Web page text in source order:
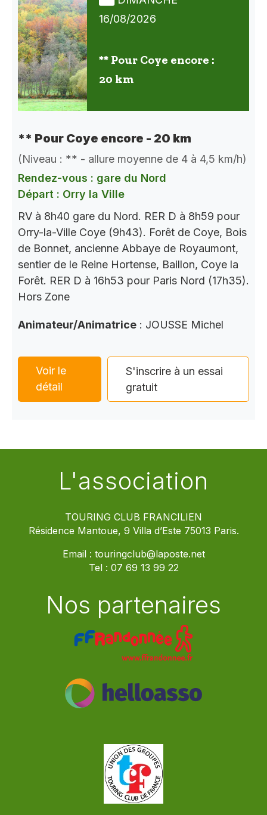
16/08/2026
** Pour Coye encore :
20 km
** Pour Coye encore - 20 km
(Niveau : ** - allure moyenne de 4 à 4,5 km/h)
Rendez-vous : gare du Nord
Départ : Orry la Ville
RV à 8h40 gare du Nord. RER D à 8h59 pour
Orry-la-Ville Coye (9h43). Forêt de Coye, Bois
de Bonnet, ancienne Abbaye de Royaumont,
sentier de le Reine Hortense, Baillon, Coye la
Forêt. RER D à 16h53 pour Paris Nord (17h35).
Hors Zone
Animateur/Animatrice : JOUSSE Michel
Voir le
détail
S'inscrire à un essai
gratuit
L'association
TOURING CLUB FRANCILIEN
Résidence Mantoue, 9 Villa d’Este 75013 Paris.
Email : touringclub@laposte.net
Tel : 07 69 13 99 22
Nos partenaires